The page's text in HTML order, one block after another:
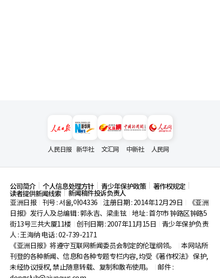
人民日报 新华社 文汇网 中新社 人民网
公司简介 个人信息处理方针 青少年保护政策 著作权规定
读者提供新闻线索
新闻稿件投诉负责人
亚洲日报
刊号 : 서울,아04336 注册日期 : 2014年12月29日
《亚洲
日报》发行人及总编辑 : 郭永吉、梁圭铉 地址 : 首尔市钟路区钟路5
街13号三共大厦11楼 创刊日期 : 2007年11月15日
青少年保护负责
人 : 王海纳 电话 : 02-739-2171
《亚洲日报》将遵守互联网新闻委员会制定的伦理纲领。
本网站所
刊登的各种新闻、信息和各种专题专栏内容, 均受《著作权法》 保护,
未经协议授权, 禁止随意转载、复制和散布使用。
邮件 :